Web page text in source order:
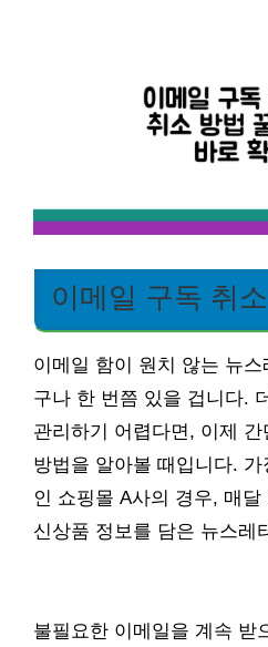
이메일 구독 취
이메일 함이 원치 않는 뉴
구나 한 번쯤 있을 겁니다.
관리하기 어렵다면, 이제
방법을 알아볼 때입니다.
인 쇼핑몰 A사의 경우, 매
신상품 정보를 담은 뉴스레
불필요한 이메일을 계속 받